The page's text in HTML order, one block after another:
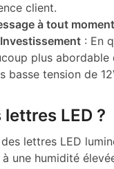
client.
à tout moment
: En
plus abordable
basse tension de
LED ?
lettres LED
une humidité